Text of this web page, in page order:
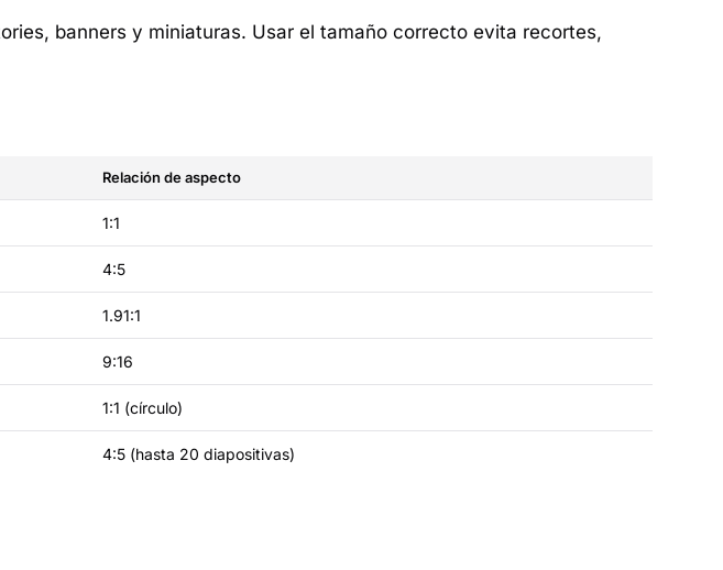
banners y miniaturas. Usar el tamaño correcto evita recortes,
Relación de aspecto
1:1
4:5
1.91:1
9:16
1:1 (círculo)
4:5 (hasta 20 diapositivas)